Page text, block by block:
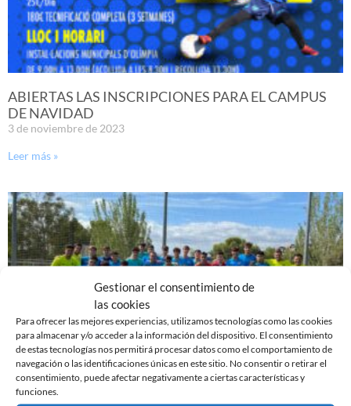
Gestionar el consentimiento de
las cookies
Para ofrecer las mejores experiencias, utilizamos tecnologías como las cookies
para almacenar y/o acceder a la información del dispositivo. El consentimiento
de estas tecnologías nos permitirá procesar datos como el comportamiento de
navegación o las identificaciones únicas en este sitio. No consentir o retirar el
consentimiento, puede afectar negativamente a ciertas características y
funciones.
ABIERTAS LAS INSCRIPCIONES PARA EL CAMPUS
DE NAVIDAD
3 de noviembre de 2023
Leer más »
EN MARCHA LA PRETEMPORADA DEL FILIAL
7 de agosto de 2023